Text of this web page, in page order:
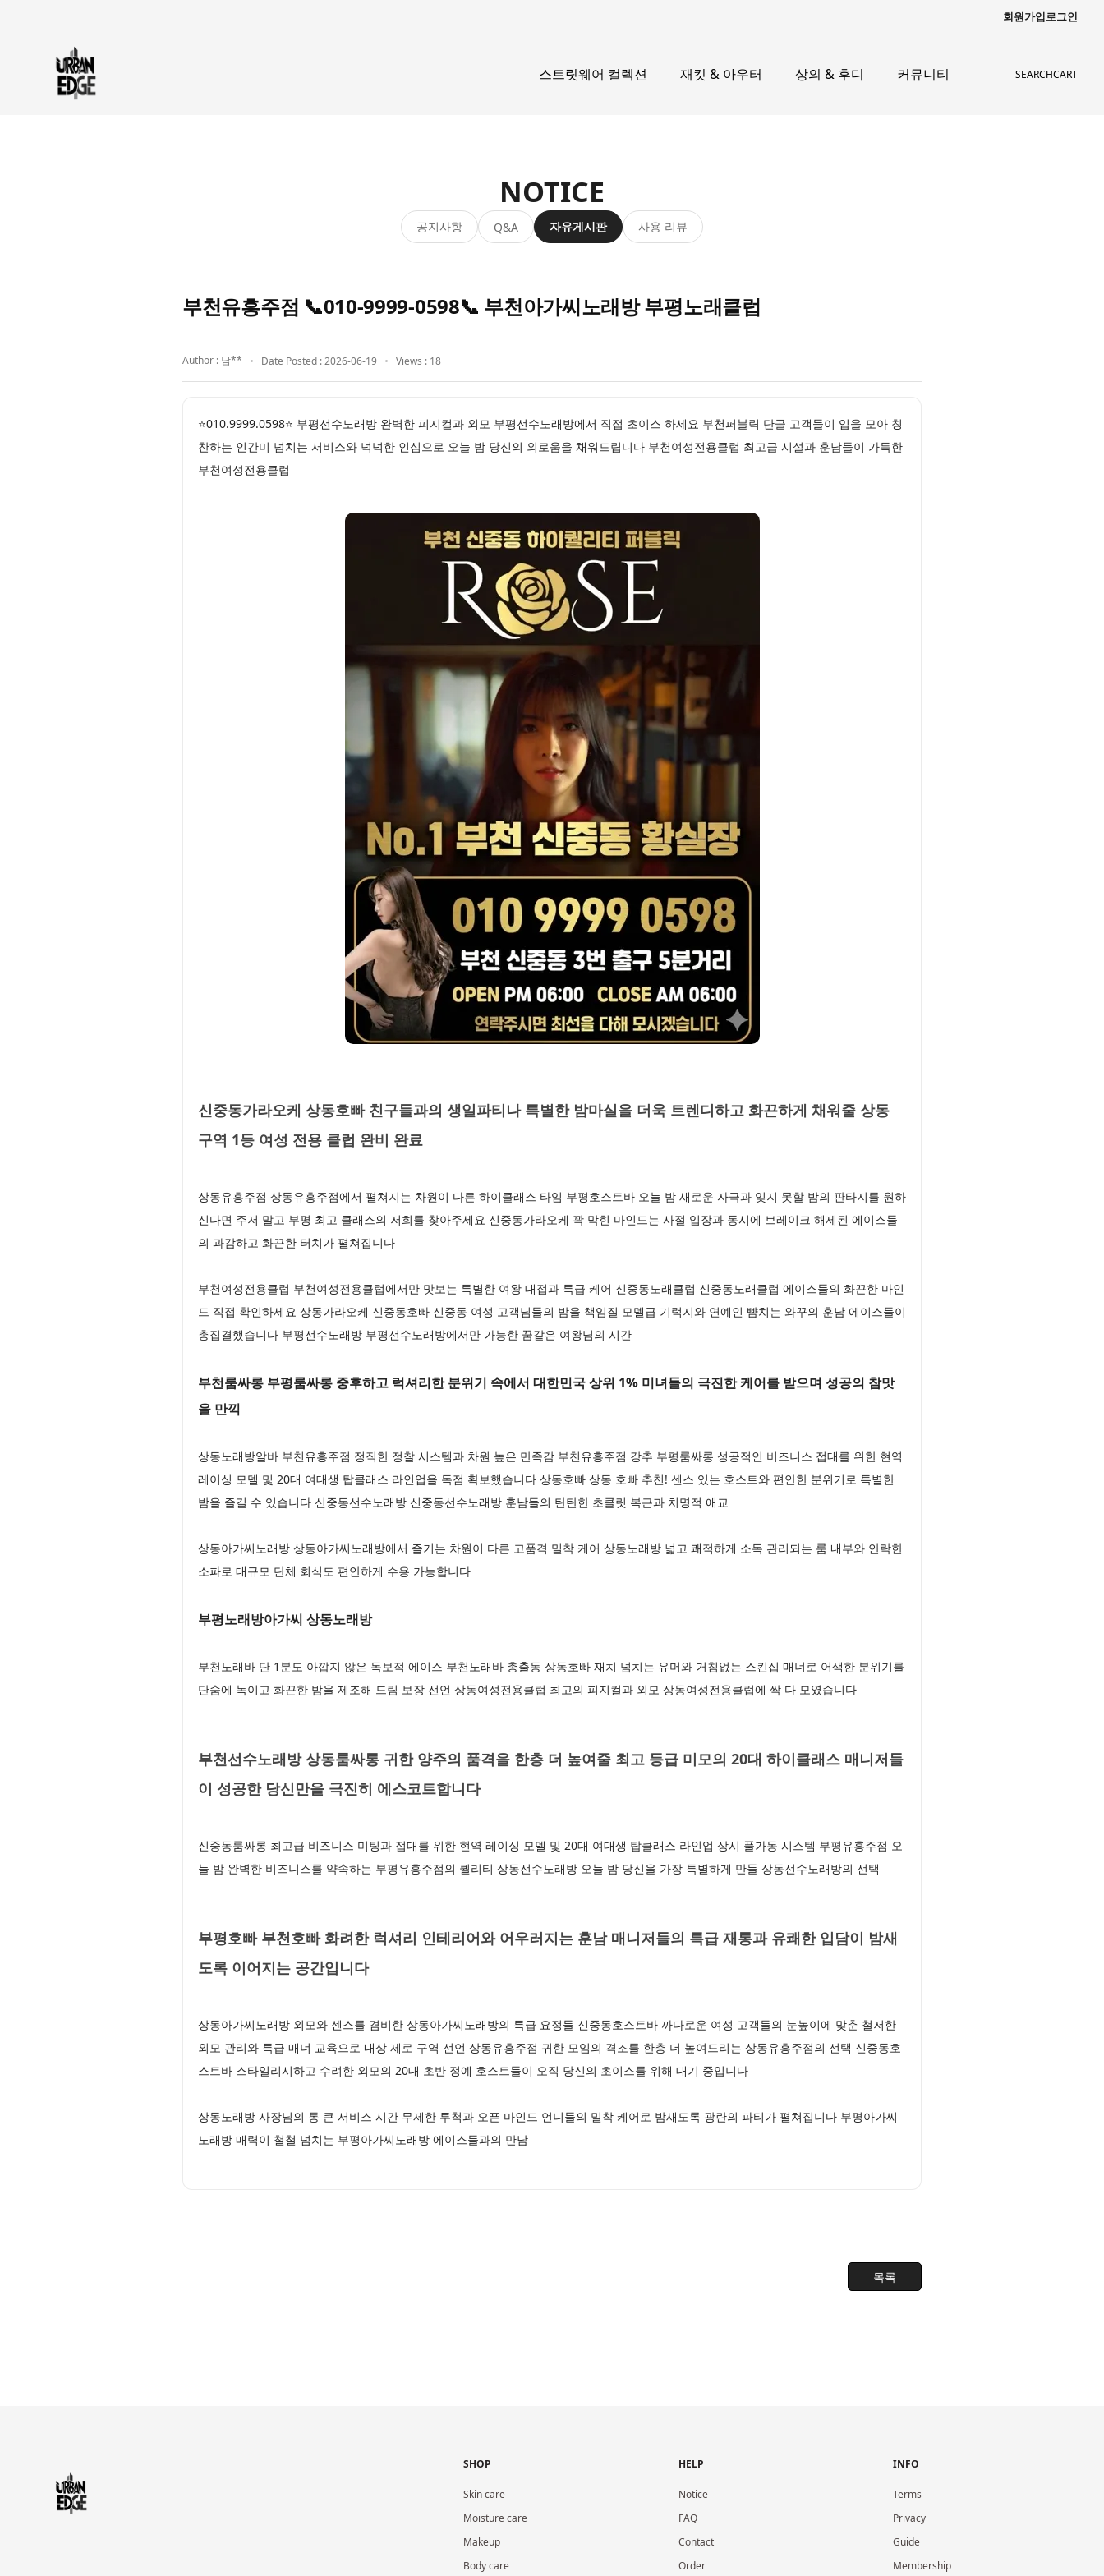
회원가입로그인
스트릿웨어 컬렉션 재킷 & 아우터 상의 & 후디 커뮤니티 SEARCHCART
NOTICE
공지사항 Q&A 자유게시판 사용 리뷰
부천유흥주점 📞010-9999-0598📞 부천아가씨노래방 부평노래클럽
Author : 남** Date Posted : 2026-06-19 Views : 18
⭐010.9999.0598⭐ 부평선수노래방 완벽한 피지컬과 외모 부평선수노래방에서 직접 초이스 하세요 부천퍼블릭 단골 고객들이 입을 모아 칭
찬하는 인간미 넘치는 서비스와 넉넉한 인심으로 오늘 밤 당신의 외로움을 채워드립니다 부천여성전용클럽 최고급 시설과 훈남들이 가득한
부천여성전용클럽
신중동가라오케 상동호빠 친구들과의 생일파티나 특별한 밤마실을 더욱 트렌디하고 화끈하게 채워줄 상동
구역 1등 여성 전용 클럽 완비 완료
상동유흥주점 상동유흥주점에서 펼쳐지는 차원이 다른 하이클래스 타임 부평호스트바 오늘 밤 새로운 자극과 잊지 못할 밤의 판타지를 원하
신다면 주저 말고 부평 최고 클래스의 저희를 찾아주세요 신중동가라오케 꽉 막힌 마인드는 사절 입장과 동시에 브레이크 해제된 에이스들
의 과감하고 화끈한 터치가 펼쳐집니다
부천여성전용클럽 부천여성전용클럽에서만 맛보는 특별한 여왕 대접과 특급 케어 신중동노래클럽 신중동노래클럽 에이스들의 화끈한 마인
드 직접 확인하세요 상동가라오케 신중동호빠 신중동 여성 고객님들의 밤을 책임질 모델급 기럭지와 연예인 뺨치는 와꾸의 훈남 에이스들이
총집결했습니다 부평선수노래방 부평선수노래방에서만 가능한 꿈같은 여왕님의 시간
부천룸싸롱 부평룸싸롱 중후하고 럭셔리한 분위기 속에서 대한민국 상위 1% 미녀들의 극진한 케어를 받으며 성공의 참맛
을 만끽
상동노래방알바 부천유흥주점 정직한 정찰 시스템과 차원 높은 만족감 부천유흥주점 강추 부평룸싸롱 성공적인 비즈니스 접대를 위한 현역
레이싱 모델 및 20대 여대생 탑클래스 라인업을 독점 확보했습니다 상동호빠 상동 호빠 추천! 센스 있는 호스트와 편안한 분위기로 특별한
밤을 즐길 수 있습니다 신중동선수노래방 신중동선수노래방 훈남들의 탄탄한 초콜릿 복근과 치명적 애교
상동아가씨노래방 상동아가씨노래방에서 즐기는 차원이 다른 고품격 밀착 케어 상동노래방 넓고 쾌적하게 소독 관리되는 룸 내부와 안락한
소파로 대규모 단체 회식도 편안하게 수용 가능합니다
부평노래방아가씨 상동노래방
부천노래바 단 1분도 아깝지 않은 독보적 에이스 부천노래바 총출동 상동호빠 재치 넘치는 유머와 거침없는 스킨십 매너로 어색한 분위기를
단숨에 녹이고 화끈한 밤을 제조해 드림 보장 선언 상동여성전용클럽 최고의 피지컬과 외모 상동여성전용클럽에 싹 다 모였습니다
부천선수노래방 상동룸싸롱 귀한 양주의 품격을 한층 더 높여줄 최고 등급 미모의 20대 하이클래스 매니저들
이 성공한 당신만을 극진히 에스코트합니다
신중동룸싸롱 최고급 비즈니스 미팅과 접대를 위한 현역 레이싱 모델 및 20대 여대생 탑클래스 라인업 상시 풀가동 시스템 부평유흥주점 오
늘 밤 완벽한 비즈니스를 약속하는 부평유흥주점의 퀄리티 상동선수노래방 오늘 밤 당신을 가장 특별하게 만들 상동선수노래방의 선택
부평호빠 부천호빠 화려한 럭셔리 인테리어와 어우러지는 훈남 매니저들의 특급 재롱과 유쾌한 입담이 밤새
도록 이어지는 공간입니다
상동아가씨노래방 외모와 센스를 겸비한 상동아가씨노래방의 특급 요정들 신중동호스트바 까다로운 여성 고객들의 눈높이에 맞춘 철저한
외모 관리와 특급 매너 교육으로 내상 제로 구역 선언 상동유흥주점 귀한 모임의 격조를 한층 더 높여드리는 상동유흥주점의 선택 신중동호
스트바 스타일리시하고 수려한 외모의 20대 초반 정예 호스트들이 오직 당신의 초이스를 위해 대기 중입니다
상동노래방 사장님의 통 큰 서비스 시간 무제한 투척과 오픈 마인드 언니들의 밀착 케어로 밤새도록 광란의 파티가 펼쳐집니다 부평아가씨
노래방 매력이 철철 넘치는 부평아가씨노래방 에이스들과의 만남
목록
SHOP
Skin care
Moisture care
Makeup
Body care
HELP
Notice
FAQ
Contact
Order
INFO
Terms
Privacy
Guide
Membership